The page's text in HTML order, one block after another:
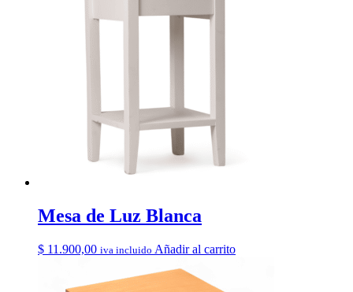
Mesa de Luz Blanca
$ 11.900,00 iva incluido Añadir al carrito